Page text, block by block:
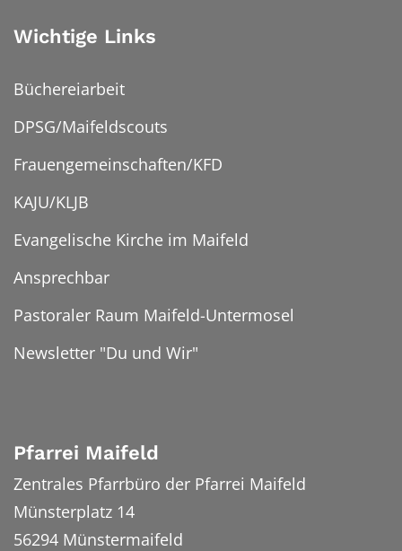
Wichtige Links
Büchereiarbeit
DPSG/Maifeldscouts
Frauengemeinschaften/KFD
KAJU/KLJB
Evangelische Kirche im Maifeld
Ansprechbar
Pastoraler Raum Maifeld-Untermosel
Newsletter "Du und Wir"
Pfarrei Maifeld
Zentrales Pfarrbüro der Pfarrei Maifeld
Münsterplatz 14
56294 Münstermaifeld